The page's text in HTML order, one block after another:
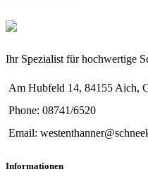
Ihr Spezialist für hochwertige
Am Hubfeld 14, 84155 Aich,
Phone: 08741/6520
Email:
Informationen